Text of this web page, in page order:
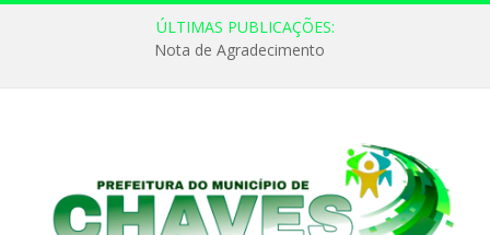
ÚLTIMAS PUBLICAÇÕES:
Nota de Agradecimento